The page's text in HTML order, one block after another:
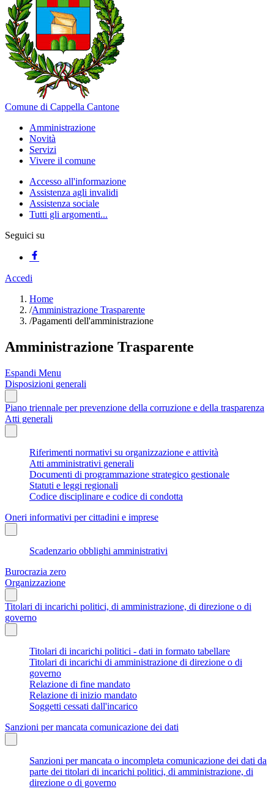
Comune di Cappella Cantone
Amministrazione
Novità
Servizi
Vivere il comune
Accesso all'informazione
Assistenza agli invalidi
Assistenza sociale
Tutti gli argomenti...
Seguici su
Accedi
Home
/Amministrazione Trasparente
/Pagamenti dell'amministrazione
Amministrazione Trasparente
Espandi Menu
Disposizioni generali
Piano triennale per prevenzione della corruzione e della trasparenza
Atti generali
Riferimenti normativi su organizzazione e attività
Atti amministrativi generali
Documenti di programmazione strategico gestionale
Statuti e leggi regionali
Codice disciplinare e codice di condotta
Oneri informativi per cittadini e imprese
Scadenzario obblighi amministrativi
Burocrazia zero
Organizzazione
Titolari di incarichi politici, di amministrazione, di direzione o di
governo
Titolari di incarichi politici - dati in formato tabellare
Titolari di incarichi di amministrazione di direzione o di
governo
Relazione di fine mandato
Relazione di inizio mandato
Soggetti cessati dall'incarico
Sanzioni per mancata comunicazione dei dati
Sanzioni per mancata o incompleta comunicazione dei dati da
parte dei titolari di incarichi politici, di amministrazione, di
direzione o di governo